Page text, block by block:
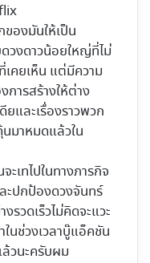
ของมันให้เป็น
วงดาวน้อยใหญ่ที่ไม่
เคยเห็น แต่มีความ
ารสร้างให้ต่าง
และเรื่องราวพวก
มาหมดแล้วใน
เทไปในทางภารกิจ
ปกป้องดวงจันทร์
รวดเร็วไม่คิดจะแวะ
นช่วงเวลาบู๊แอ็คชัน
วนะครับผม